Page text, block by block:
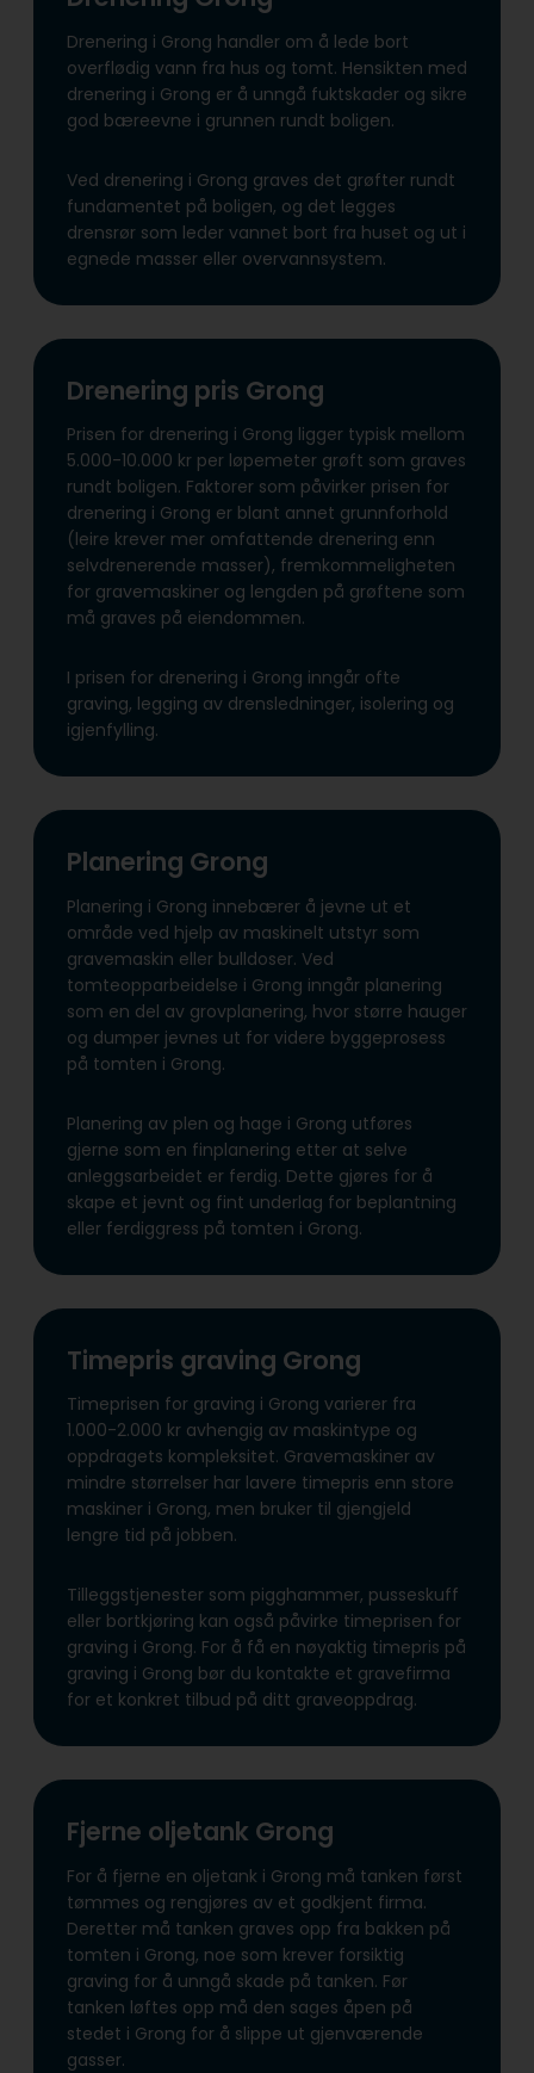
Drenering i Grong handler om å lede bort
overflødig vann fra hus og tomt. Hensikten med
drenering i Grong er å unngå fuktskader og sikre
god bæreevne i grunnen rundt boligen.
Ved drenering i Grong graves det grøfter rundt
fundamentet på boligen, og det legges
drensrør som leder vannet bort fra huset og ut i
egnede masser eller overvannsystem.
Drenering pris Grong
Prisen for drenering i Grong ligger typisk mellom
5.000-10.000 kr per løpemeter grøft som graves
rundt boligen. Faktorer som påvirker prisen for
drenering i Grong er blant annet grunnforhold
(leire krever mer omfattende drenering enn
selvdrenerende masser), fremkommeligheten
for gravemaskiner og lengden på grøftene som
må graves på eiendommen.
I prisen for drenering i Grong inngår ofte
graving, legging av drensledninger, isolering og
igjenfylling.
Planering Grong
Planering i Grong innebærer å jevne ut et
område ved hjelp av maskinelt utstyr som
gravemaskin eller bulldoser. Ved
tomteopparbeidelse i Grong inngår planering
som en del av grovplanering, hvor større hauger
og dumper jevnes ut for videre byggeprosess
på tomten i Grong.
Planering av plen og hage i Grong utføres
gjerne som en finplanering etter at selve
anleggsarbeidet er ferdig. Dette gjøres for å
skape et jevnt og fint underlag for beplantning
eller ferdiggress på tomten i Grong.
Timepris graving Grong
Timeprisen for graving i Grong varierer fra
1.000-2.000 kr avhengig av maskintype og
oppdragets kompleksitet. Gravemaskiner av
mindre størrelser har lavere timepris enn store
maskiner i Grong, men bruker til gjengjeld
lengre tid på jobben.
Tilleggstjenester som pigghammer, pusseskuff
eller bortkjøring kan også påvirke timeprisen for
graving i Grong. For å få en nøyaktig timepris på
graving i Grong bør du kontakte et gravefirma
for et konkret tilbud på ditt graveoppdrag.
Fjerne oljetank Grong
For å fjerne en oljetank i Grong må tanken først
tømmes og rengjøres av et godkjent firma.
Deretter må tanken graves opp fra bakken på
tomten i Grong, noe som krever forsiktig
graving for å unngå skade på tanken. Før
tanken løftes opp må den sages åpen på
stedet i Grong for å slippe ut gjenværende
gasser.